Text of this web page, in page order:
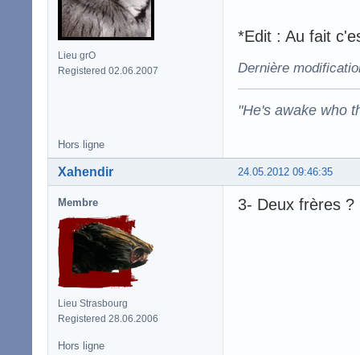
Lieu grO
Registered 02.06.2007
*Edit : Au fait
Dernière
"He's awake who
Hors ligne
24.05.2012 09:46:35
Xahendir
Membre
Lieu Strasbourg
Registered 28.06.2006
3- Deux frères ?
Hors ligne